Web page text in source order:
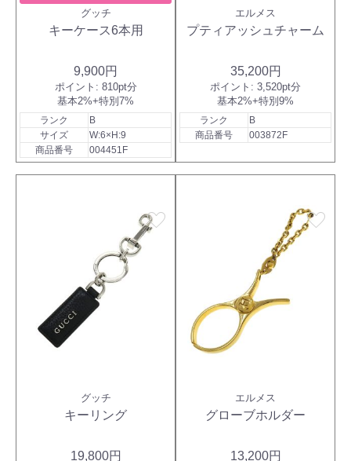
グッチ
キーケース6本用
9,900円
ポイント: 810pt分
基本2%+特別7%
ランク
B
サイズ
W:6×H:9
商品番号
004451F
エルメス
プティアッシュチャーム
35,200円
ポイント: 3,520pt分
基本2%+特別9%
ランク
B
商品番号
003872F
favorite
グッチ
キーリング
19,800円
favorite
エルメス
グローブホルダー
13,200円